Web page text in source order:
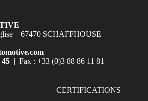
– 67470 SCHAFFHOUSE
45 | Fax : +33 (0)3 88 86 11 81
CERTIFICATIONS